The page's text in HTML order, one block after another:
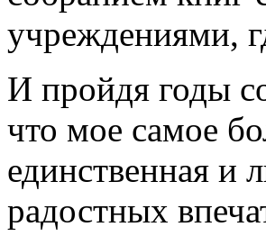
учреждениями,
И пройдя годы
что мое самое
единственная и
радостных